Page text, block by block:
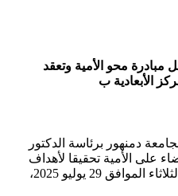
محو الأمية وتعقد
دمنهور برئاسة الدكتور
على الأمية تحقيقا لأهداف
التنمية المستدامة، انطلقت اليوم الثلاثاء الموافق 29 يوليو 2025،